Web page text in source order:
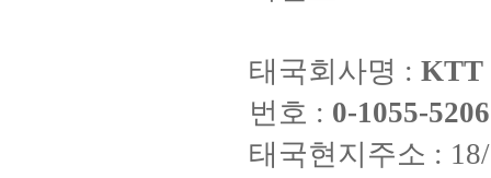
태국회사명 : KTT
번호 : 0-1055-
태국현지주소 :